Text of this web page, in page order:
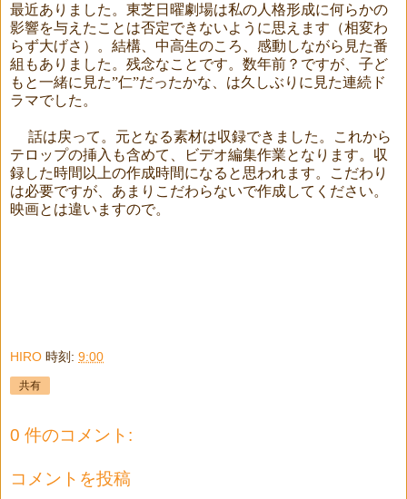
最近ありました。東芝日曜劇場は私の人格形成に何らかの
影響を与えたことは否定できないように思えます（相変わ
らず大げさ）。結構、中高生のころ、感動しながら見た番
組もありました。残念なことです。数年前？ですが、子ど
もと一緒に見た”仁”だったかな、は久しぶりに見た連続ド
ラマでした。
話は戻って。元となる素材は収録できました。これから
テロップの挿入も含めて、ビデオ編集作業となります。収
録した時間以上の作成時間になると思われます。こだわり
は必要ですが、あまりこだわらないで作成してください。
映画とは違いますので。
HIRO 時刻: 9:00
共有
0 件のコメント:
コメントを投稿